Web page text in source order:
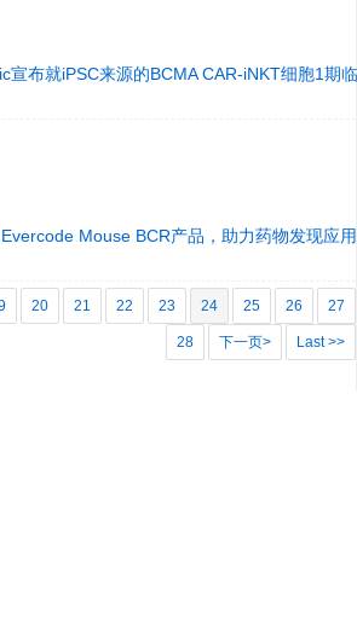
宣布就iPSC来源的BCMA CAR-iNKT细胞1期
Mouse BCR产品，助力药物发现应
20 21 22 23 24 25 26 27
28 下一页> Last >>